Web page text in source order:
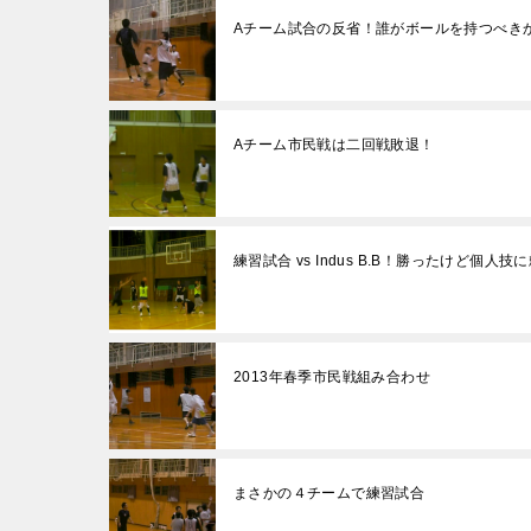
Aチーム試合の反省！誰がボールを持つべき
Aチーム市民戦は二回戦敗退！
練習試合 vs Indus B.B！勝ったけど個人技に
2013年春季市民戦組み合わせ
まさかの４チームで練習試合